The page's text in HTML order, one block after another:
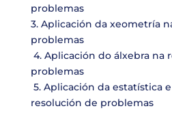
problemas
3. Aplicación da xeometría
problemas
4. Aplicación do álxebra na
problemas
5. Aplicación da estatística
resolución de problemas